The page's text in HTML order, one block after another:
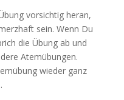
vorsichtig heran,
sein. Wenn Du
die Übung ab und
Atemübungen.
wieder ganz